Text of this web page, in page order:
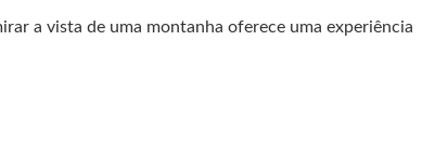
a vista de uma montanha oferece uma experiência